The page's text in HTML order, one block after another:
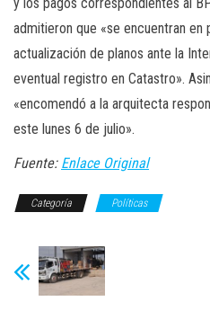
admitieron que «se encuentran
actualización de planos ante la
eventual registro en Catastro».
«encomendó a la arquitecta
este lunes 6 de julio».
Fuente: Enlace Original
Categoría Políticas